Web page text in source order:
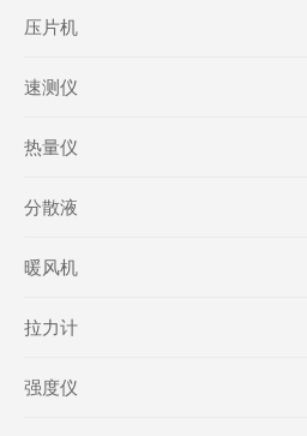
压片机
速测仪
热量仪
分散液
暖风机
拉力计
强度仪